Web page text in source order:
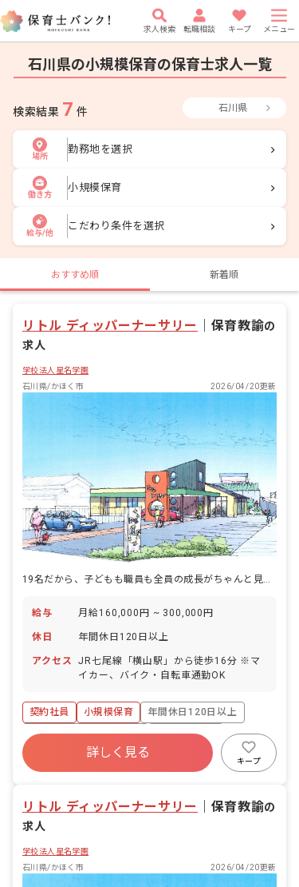
求人検索 転職相談 キープ メニュー
石川県の小規模保育の保育士求人一覧
検索結果 7 件 石川県
場所
勤務地を選択
働き方
小規模保育
給与/他
こだわり条件を選択
おすすめ順 新着順
リトル ディッパーナーサリー 保育教諭の
求人
学校法人星名学園
石川県/かほく市
2026/04/20更新
19名だから、子どもも職員も全員の成長がちゃんと見える。
給与 月給160,000円 ~ 300,000円
休日 年間休日120日以上
アクセス
JR七尾線「横山駅」から徒歩16分 ※マ
イカー、バイク・自転車通勤OK
契約社員 小規模保育
年間休日120日以上
寮・住宅・家賃補助あり
社会保険完備
退職金制度
残業少なめ
詳しく見る
キープ
リトル ディッパーナーサリー 保育教諭の
求人
学校法人星名学園
石川県/かほく市
2026/04/20更新